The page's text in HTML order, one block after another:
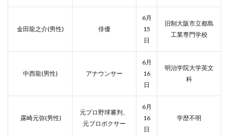
金田龍之介(男性) 俳優
6月
15
日
旧制大阪市立都島
工業専門学校
中西龍(男性) アナウンサー
6月
16
日
明治学院大学英文
科
露崎元弥(男性)
元プロ野球審判、
元プロボクサー
6月
16
日
学歴不明